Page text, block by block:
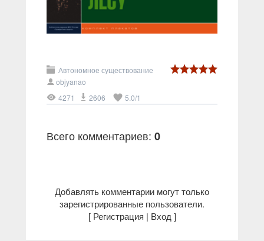
Автономное существование
objyanao
4271
2606 5.0/1
Всего комментариев: 0
Добавлять комментарии могут только
зарегистрированные пользователи.
[ Регистрация | Вход ]